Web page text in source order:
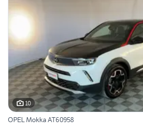
10
OPEL Mokka AT60958